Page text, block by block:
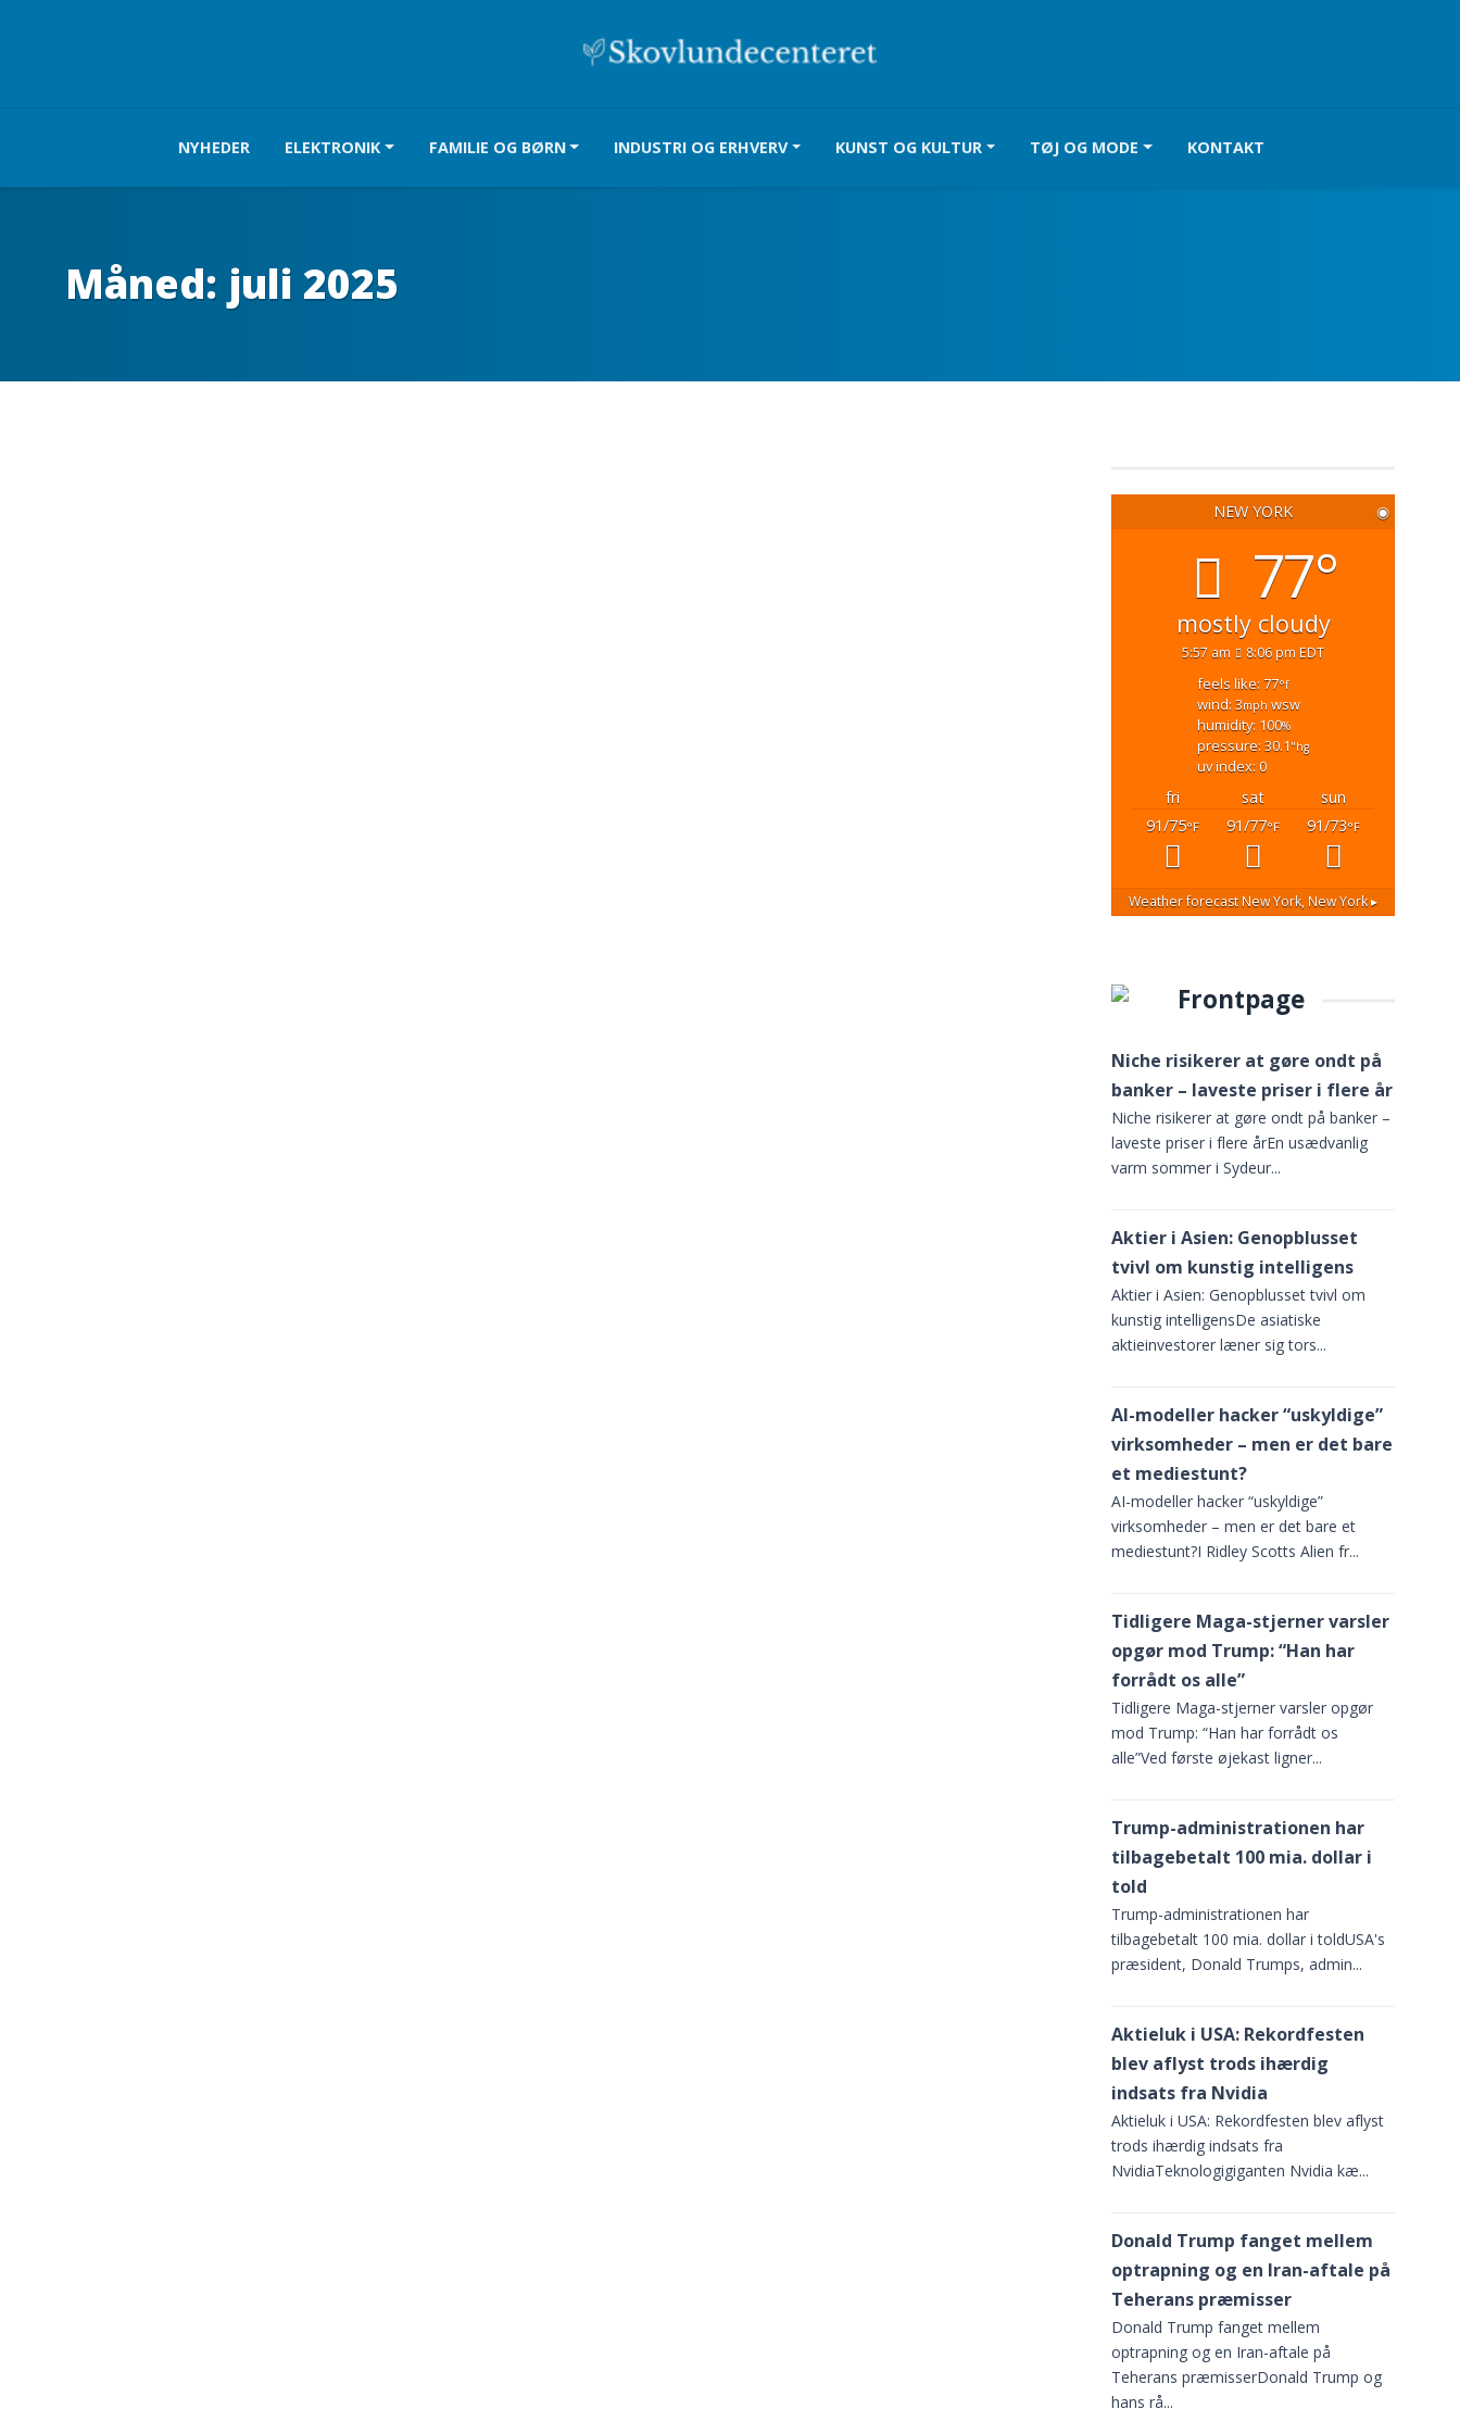
NYHEDER ELEKTRONIK FAMILIE OG BØRN INDUSTRI OG ERHVERV KUNST OG KULTUR TØJ OG MODE KONTAKT
Måned: juli 2025
NEW YORK ◉
77°
mostly cloudy
5:57 am 8:06 pm EDT
feels like: 77°f
wind: 3mph wsw
humidity: 100%
pressure: 30.1 "hg
uv index: 0
fri sat
sun
91/75°F 91/77°F 91/73°F
Weather forecastNew York, New York ▸
Frontpage
Niche risikerer at gøre ondt på
banker – laveste priser i flere år
Niche risikerer at gøre ondt på banker –
laveste priser i flere årEn usædvanlig
varm sommer i Sydeur...
Aktier i Asien: Genopblusset
tvivl om kunstig intelligens
Aktier i Asien: Genopblusset tvivl om
kunstig intelligensDe asiatiske
aktieinvestorer læner sig tors...
AI-modeller hacker “uskyldige”
virksomheder – men er det bare
et mediestunt?
AI-modeller hacker “uskyldige”
virksomheder – men er det bare et
mediestunt?I Ridley Scotts Alien fr...
Tidligere Maga-stjerner varsler
opgør mod Trump: “Han har
forrådt os alle”
Tidligere Maga-stjerner varsler opgør
mod Trump: “Han har forrådt os
alle”Ved første øjekast ligner...
Trump-administrationen har
tilbagebetalt 100 mia. dollar i
told
Trump-administrationen har
tilbagebetalt 100 mia. dollar i toldUSA's
præsident, Donald Trumps, admin...
Aktieluk i USA: Rekordfesten
blev aflyst trods ihærdig
indsats fra Nvidia
Aktieluk i USA: Rekordfesten blev aflyst
trods ihærdig indsats fra
NvidiaTeknologigiganten Nvidia kæ...
Donald Trump fanget mellem
optrapning og en Iran-aftale på
Teherans præmisser
Donald Trump fanget mellem
optrapning og en Iran-aftale på
Teherans præmisserDonald Trump og
hans rå...